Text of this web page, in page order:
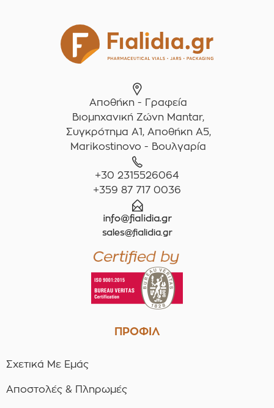
Αποθήκη - Γραφεία
Βιομηχανική Ζώνη Mantar,
Συγκρότημα A1, Αποθήκη Α5,
Marikostinovo - Βουλγαρία
+30 2315526064
+359 87 717 0036
ΠΡΟΦΙΛ
Σχετικά Με Εμάς
Αποστολές & Πληρωμές